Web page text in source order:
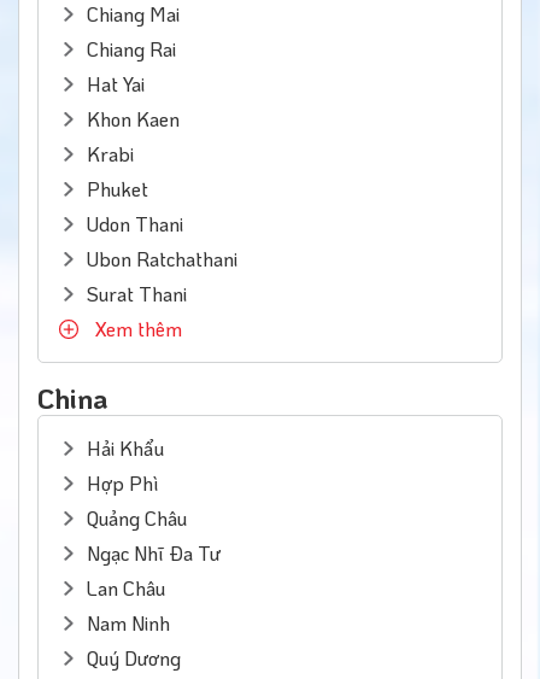
Chiang Mai
Chiang Rai
Hat Yai
Khon Kaen
Krabi
Phuket
Udon Thani
Ubon Ratchathani
Surat Thani
Xem thêm
China
Hải Khẩu
Hợp Phì
Quảng Châu
Ngạc Nhĩ Đa Tư
Lan Châu
Nam Ninh
Quý Dương